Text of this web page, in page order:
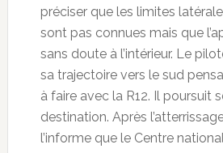
préciser que les limites
sont pas connues mais que
sans doute à l’intérieur. Le
sa trajectoire vers le sud
à faire avec la R12. Il poursuit
destination. Après
l’informe que le Centre